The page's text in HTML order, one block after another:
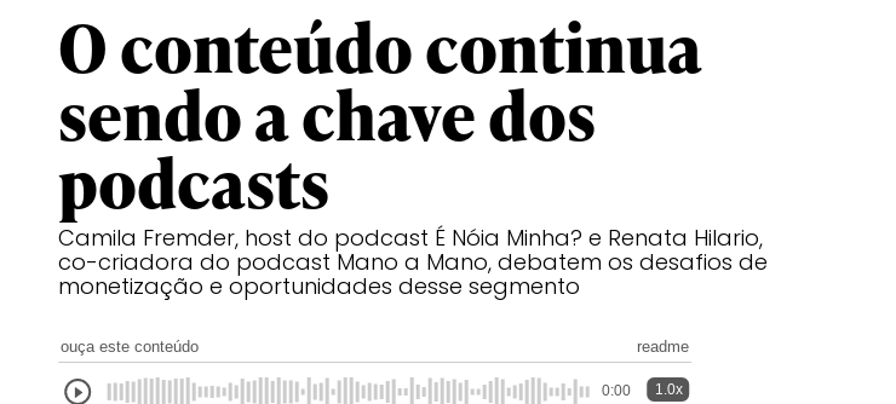
O conteúdo continua
sendo a chave dos
podcasts
Camila Fremder, host do podcast É Nóia Minha? e Renata Hilario,
co-criadora do podcast Mano a Mano, debatem os desafios de
monetização e oportunidades desse segmento
ouça este conteúdo readme
0:00 1.0x